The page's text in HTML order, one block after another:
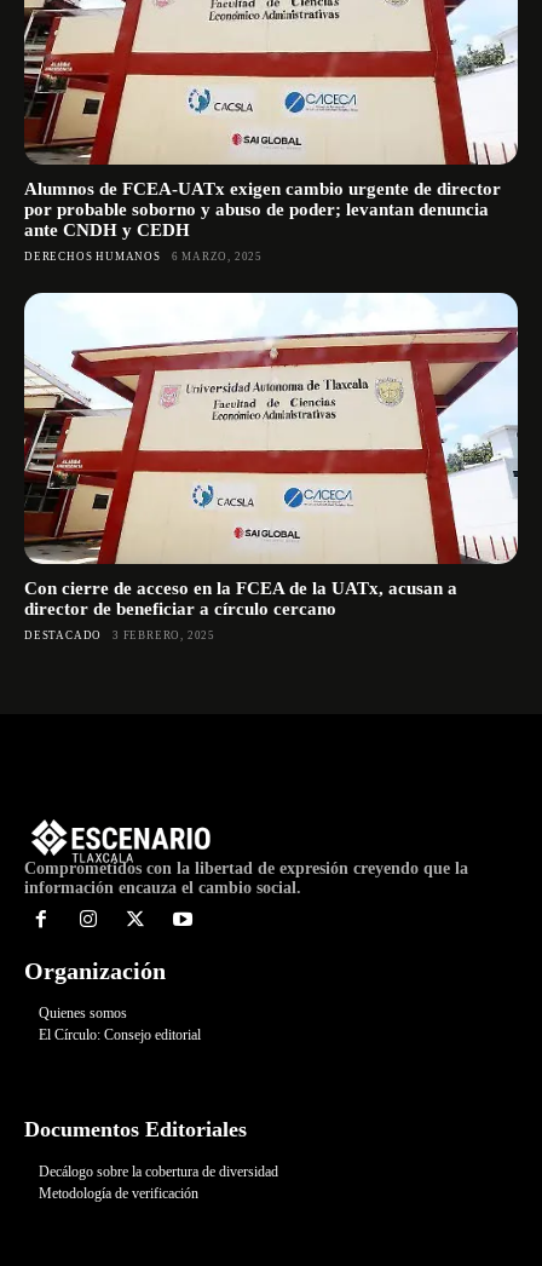
Alumnos de FCEA-UATx exigen cambio urgente de director
por probable soborno y abuso de poder; levantan denuncia
ante CNDH y CEDH
DERECHOS HUMANOS 6 MARZO, 2025
Con cierre de acceso en la FCEA de la UATx, acusan a
director de beneficiar a círculo cercano
DESTACADO 3 FEBRERO, 2025
Comprometidos con la libertad de expresión creyendo que la
información encauza el cambio social.
Organización
Quienes somos
El Círculo: Consejo editorial
Documentos Editoriales
Decálogo sobre la cobertura de diversidad
Metodología de verificación